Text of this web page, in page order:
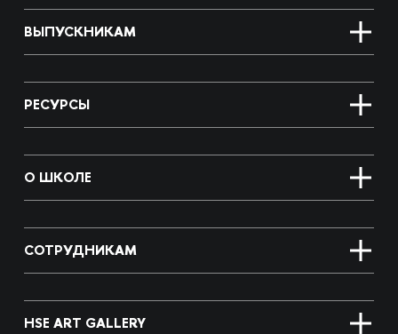
ВЫПУСКНИКАМ
РЕСУРСЫ
О ШКОЛЕ
СОТРУДНИКАМ
HSE ART GALLERY